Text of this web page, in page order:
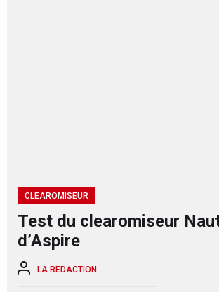
CLEAROMISEUR
Test du clearomiseur
d’Aspire
LA REDACTION